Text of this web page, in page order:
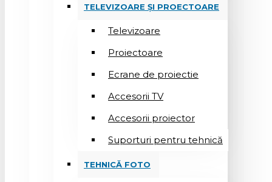
TELEVIZOARE ȘI PROECTOARE
Televizoare
Proiectoare
Ecrane de proiectie
Accesorii TV
Accesorii proiector
Suporturi pentru tehnică
TEHNICĂ FOTO